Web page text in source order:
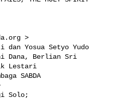
>
Yosua Setyo Yudo
Dana, Berlian Sri
Lestari
SABDA
Solo;